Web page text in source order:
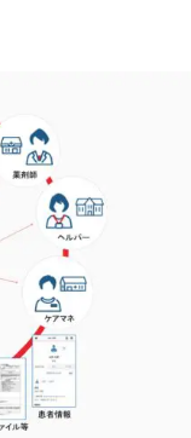
で大事なこと
ー